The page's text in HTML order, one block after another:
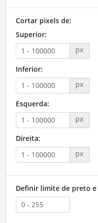
Cortar pixels de:
Superior:
px
Inferior:
px
Esquerda:
px
Direita:
px
Definir limite de preto e